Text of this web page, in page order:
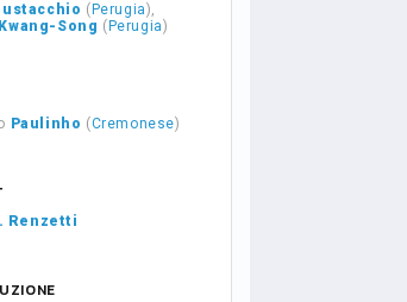
( Perugia),
Song ( Perugia)
Paulinho (Cremonese)
Renzetti